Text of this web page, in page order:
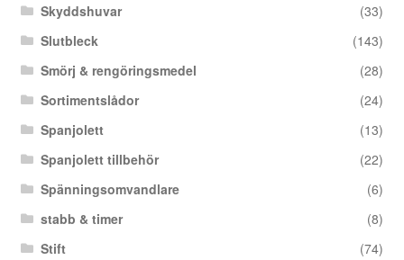
Skyddshuvar
(33)
Slutbleck
(143)
Smörj & rengöringsmedel
(28)
Sortimentslådor
(24)
Spanjolett
(13)
Spanjolett tillbehör
(22)
Spänningsomvandlare
(6)
stabb & timer
(8)
Stift
(74)